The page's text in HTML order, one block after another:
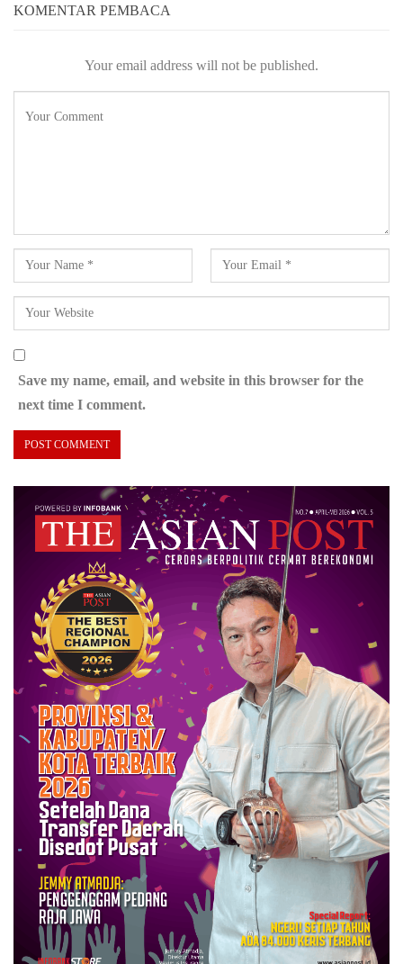
KOMENTAR PEMBACA
Your email address will not be published.
Save my name, email, and website in this browser for the
next time I comment.